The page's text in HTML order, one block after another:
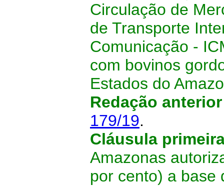
Circulação de
de Transporte
Comunicação -
com bovinos
Estados do
Redação
179/19.
Cláusula
Amazonas
por cento) a base